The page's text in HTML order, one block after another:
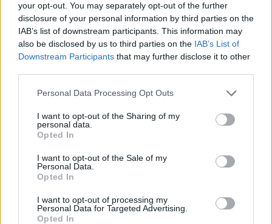
your opt-out. You may separately opt-out of the further
disclosure of your personal information by third parties on the
IAB’s list of downstream participants. This information may
also be disclosed by us to third parties on the IAB’s List of
Downstream Participants that may further disclose it to other
Personal Data Processing Opt Outs
I want to opt-out of the Sharing of my
personal data.
Opted In
I want to opt-out of the Sale of my
Personal Data.
Opted In
I want to opt-out of processing my
Personal Data for Targeted Advertising.
Opted In
EUR, očala 2 EUR
Kraj:Kino Velenje (velika dvorana)
17. 12. 2017 ,
12. 2017ob16.00
Veseli december 2017
Gledališka predstava z DEDKOM MRAZOM in
obdaritev otrok